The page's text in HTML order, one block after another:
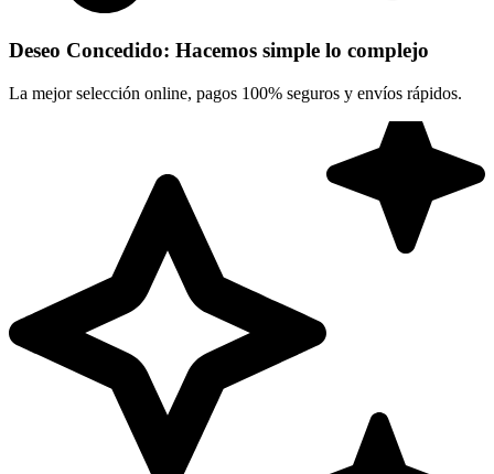
Deseo Concedido: Hacemos simple lo complejo
La mejor selección online, pagos 100% seguros y envíos rápidos.